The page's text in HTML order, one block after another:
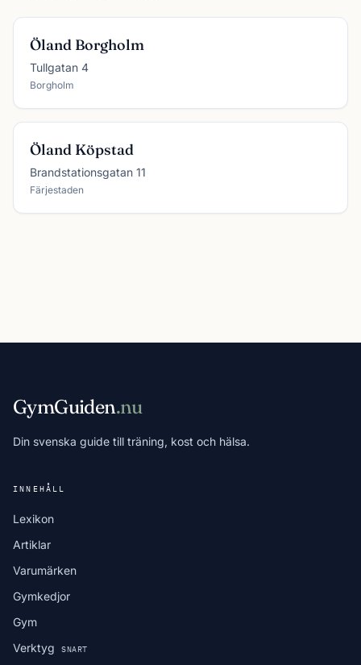
Öland Borgholm
Tullgatan 4
Borgholm
Öland Köpstad
Brandstationsgatan 11
Färjestaden
GymGuiden.nu
Din svenska guide till träning, kost och hälsa.
INNEHÅLL
Lexikon
Artiklar
Varumärken
Gymkedjor
Gym
Verktyg
SNART